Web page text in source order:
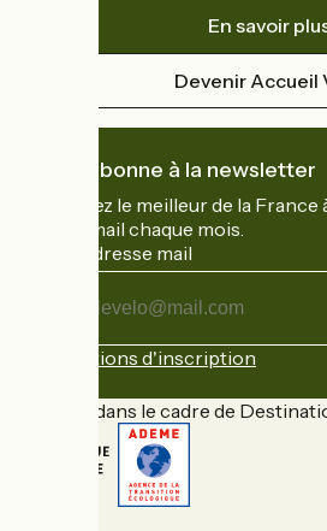
En savoir
Devenir Accueil
Je m'abonne à la newsletter
Recevez le meilleur de la
boîte mail chaque mois.
Mon adresse mail
adresse
Conditions d'inscription
Financé dans le cadre de